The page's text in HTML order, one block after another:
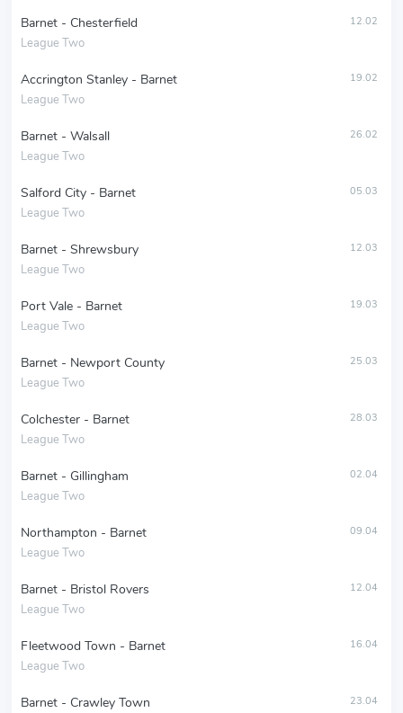
Barnet - Chesterfield
League Two
12.02
Accrington Stanley - Barnet
League Two
19.02
Barnet - Walsall
League Two
26.02
Salford City - Barnet
League Two
05.03
Barnet - Shrewsbury
League Two
12.03
Port Vale - Barnet
League Two
19.03
Barnet - Newport County
League Two
25.03
Colchester - Barnet
League Two
28.03
Barnet - Gillingham
League Two
02.04
Northampton - Barnet
League Two
09.04
Barnet - Bristol Rovers
League Two
12.04
Fleetwood Town - Barnet
League Two
16.04
Barnet - Crawley Town 23.04